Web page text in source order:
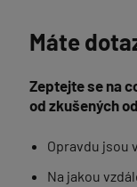
Máte
Zeptejte se na
od zkušených
Opravdu jsou
Na jakou